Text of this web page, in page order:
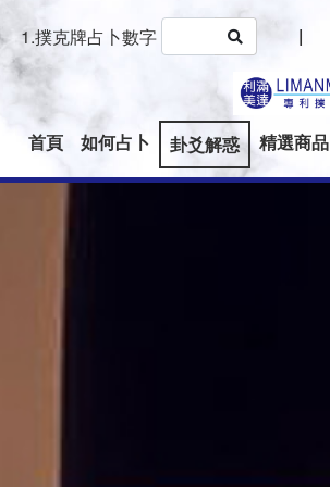
1.撲克牌占卜數字 |
首頁 如何占卜 卦爻解惑 精選商品